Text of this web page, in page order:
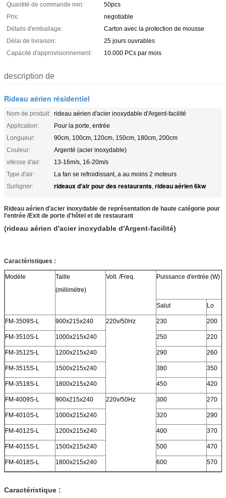
Quantité de commande min:
50pcs
Prix:
negotiable
Détails d'emballage:
Carton avec la protection de mousse
Délai de livraison:
25 jours ouvrables
Capacité d'approvisionnement:
10.000 PCs par mois
description de
Rideau aérien résidentiel
Nom de produit: rideau aérien d'acier inoxydable d'Argent-facilité
Application:
Pour la porte, entrée
Longueur:
90cm, 100cm, 120cm, 150cm, 180cm, 200cm
Couleur:
Argenté (acier inoxydable)
vitesse d'air:
13-16m/s, 16-20m/s
Type d'air:
La fan se refroidissant, a au moins 2 moteurs
Surligner:
rideaux d'air pour des restaurants, rideau aérien 6kw
Rideau aérien d'acier inoxydable de représentation de haute catégorie pour
l'entrée /Exit de porte d'hôtel et de restaurant
(rideau aérien d'acier inoxydable d'Argent-facilité)
Caractéristiques :
Modèle
Taille
(millimètre)
Volt. /Freq. Puissance d'entrée (W)
Salut Lo
FM-3509S-L 900x215x240 220v/50Hz 230 200
FM-3510S-L 1000x215x240 250 220
FM-3512S-L 1200x215x240 290 260
FM-3515S-L 1500x215x240 380 350
FM-3518S-L 1800x215x240 450 420
FM-4009S-L 900x215x240 220v/50Hz 300 270
FM-4010S-L 1000x215x240 320 290
FM-4012S-L 1200x215x240 400 370
FM-4015S-L 1500x215x240 500 470
FM-4018S-L 1800x215x240 600 570
Caractéristique :